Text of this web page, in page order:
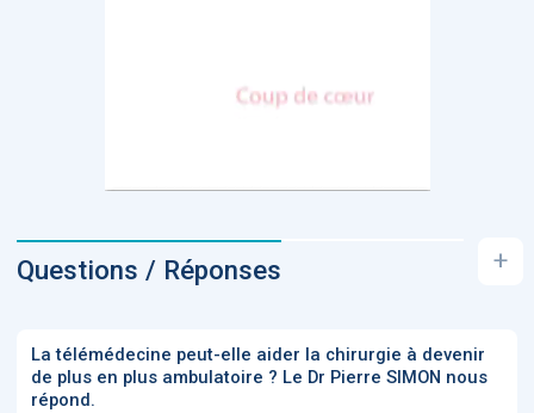
Questions / Réponses +
La télémédecine peut-elle aider la chirurgie à devenir
de plus en plus ambulatoire ? Le Dr Pierre SIMON nous
répond.